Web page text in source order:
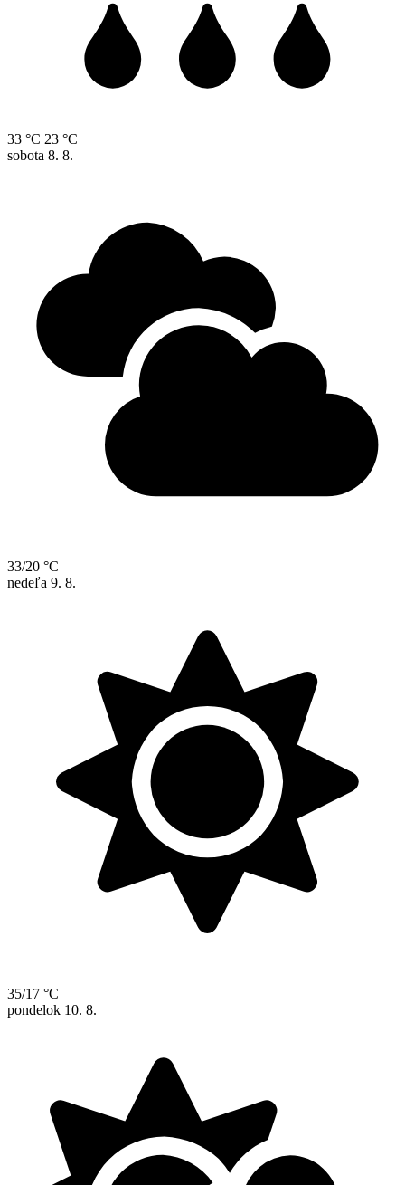
33 °C 23 °C
sobota 8. 8.
33/20 °C
nedeľa 9. 8.
35/17 °C
pondelok 10. 8.